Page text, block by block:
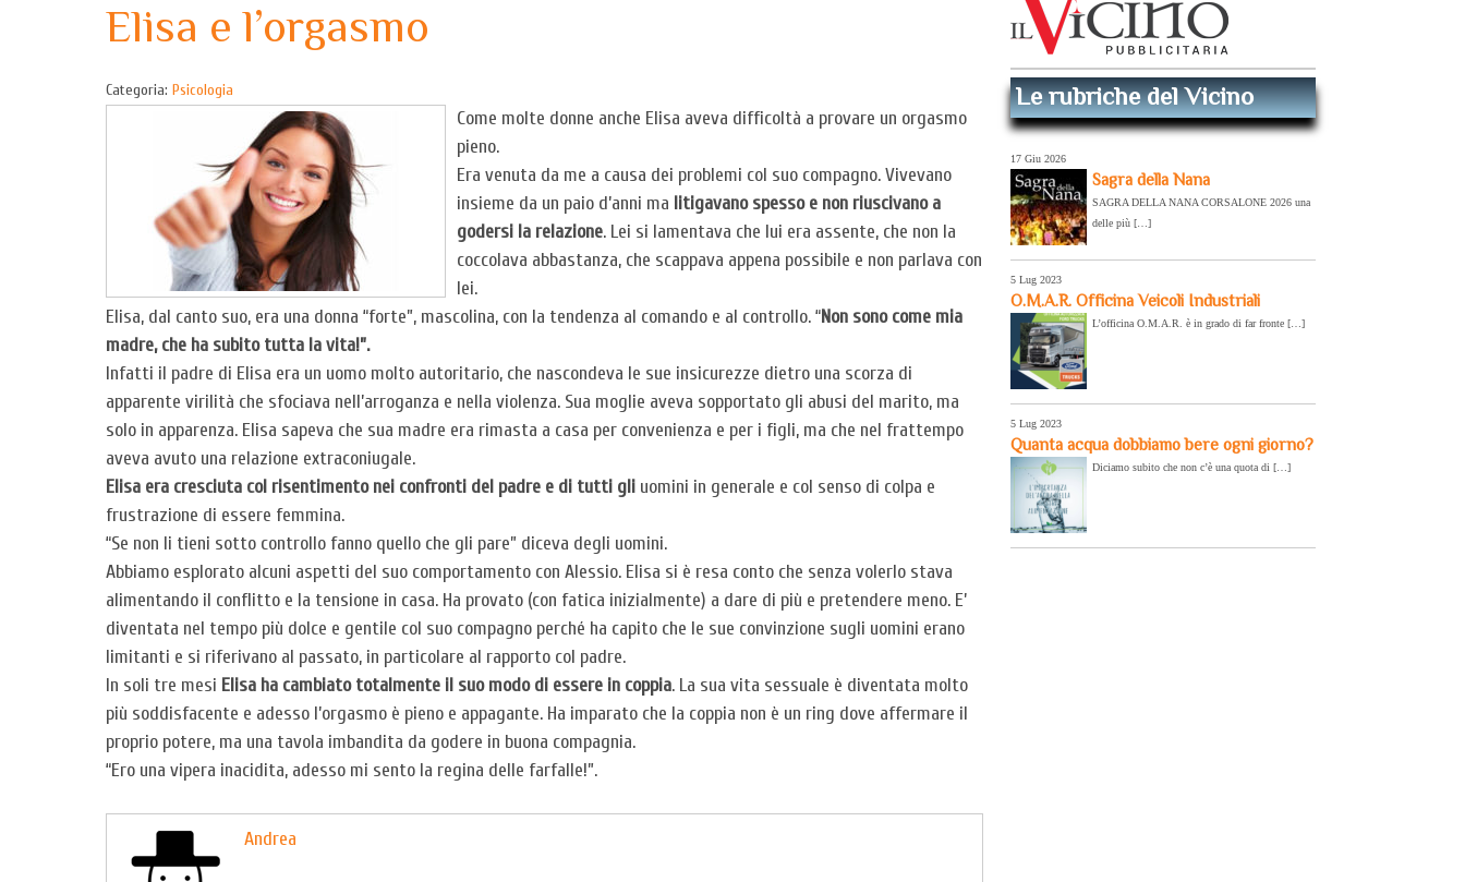
Elisa e l’orgasmo
Categoria: Psicologia
Come molte donne anche Elisa aveva difficoltà a provare un orgasmo
pieno.
Era venuta da me a causa dei problemi col suo compagno. Vivevano
insieme da un paio d’anni ma litigavano spesso e non riuscivano a
godersi la relazione. Lei si lamentava che lui era assente, che non la
coccolava abbastanza, che scappava appena possibile e non parlava con
lei.
Elisa, dal canto suo, era una donna “forte”, mascolina, con la tendenza al comando e al controllo. “Non sono come mia
madre, che ha subito tutta la vita!”.
Infatti il padre di Elisa era un uomo molto autoritario, che nascondeva le sue insicurezze dietro una scorza di
apparente virilità che sfociava nell’arroganza e nella violenza. Sua moglie aveva sopportato gli abusi del marito, ma
solo in apparenza. Elisa sapeva che sua madre era rimasta a casa per convenienza e per i figli, ma che nel frattempo
aveva avuto una relazione extraconiugale.
Elisa era cresciuta col risentimento nei confronti del padre e di tutti gli uomini in generale e col senso di colpa e
frustrazione di essere femmina.
“Se non li tieni sotto controllo fanno quello che gli pare” diceva degli uomini.
Abbiamo esplorato alcuni aspetti del suo comportamento con Alessio. Elisa si è resa conto che senza volerlo stava
alimentando il conflitto e la tensione in casa. Ha provato (con fatica inizialmente) a dare di più e pretendere meno. E’
diventata nel tempo più dolce e gentile col suo compagno perché ha capito che le sue convinzione sugli uomini erano
limitanti e si riferivano al passato, in particolare al rapporto col padre.
In soli tre mesi Elisa ha cambiato totalmente il suo modo di essere in coppia. La sua vita sessuale è diventata molto
più soddisfacente e adesso l’orgasmo è pieno e appagante. Ha imparato che la coppia non è un ring dove affermare il
proprio potere, ma una tavola imbandita da godere in buona compagnia.
“Ero una vipera inacidita, adesso mi sento la regina delle farfalle!”.
Andrea
Le rubriche del Vicino
17 Giu 2026
Sagra della Nana
SAGRA DELLA NANA CORSALONE 2026 una
delle più […]
5 Lug 2023
O.M.A.R. Officina Veicoli Industriali
L’officina O.M.A.R. è in grado di far fronte […]
5 Lug 2023
Quanta acqua dobbiamo bere ogni giorno?
Diciamo subito che non c’è una quota di […]